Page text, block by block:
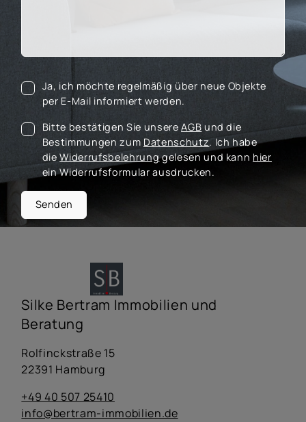
Ja, ich möchte regelmäßig über neue Objekte
per E-Mail informiert werden.
Bitte bestätigen Sie unsereAGB und die
Bestimmungen zum Datenschutz. Ich habe
dieWiderrufsbelehrunggelesen und kann hier
ein Widerrufsformular ausdrucken.
Senden
Silke Bertram Immobilien und
Beratung
Rolfinckstraße 15
22391 Hamburg
+49 40 507 25410
info@bertram-immobilien.de